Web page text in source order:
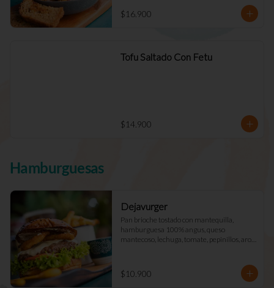
$16.900
Tofu Saltado Con Fetu
$14.900
Hamburguesas
Dejavurger
Pan brioche tostado con mantequilla,
hamburguesa 100% angus, queso
mantecoso, lechuga, tomate, pepinillos, aros
$10.900